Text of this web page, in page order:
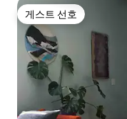
게스트 선호
게스트 선호